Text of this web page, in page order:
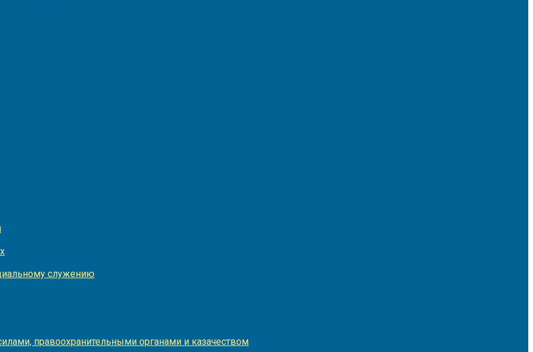
служению
правоохранительными органами и казачеством